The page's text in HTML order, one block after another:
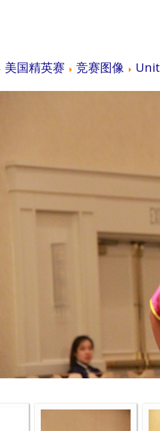
美国精英赛 竞赛图像